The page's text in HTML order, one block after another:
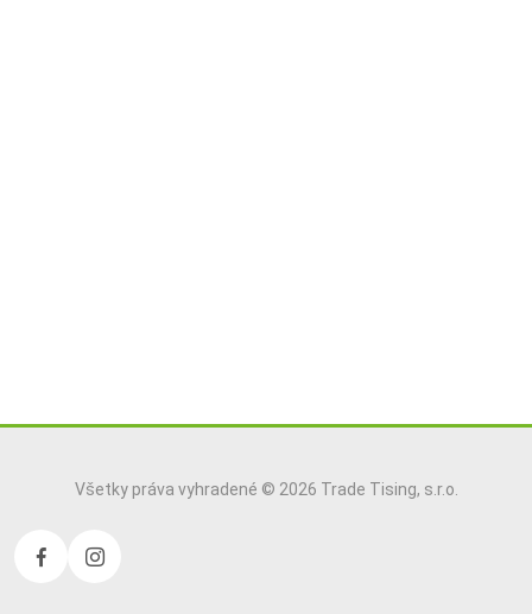
Všetky práva vyhradené © 2026 Trade Tising, s.r.o.